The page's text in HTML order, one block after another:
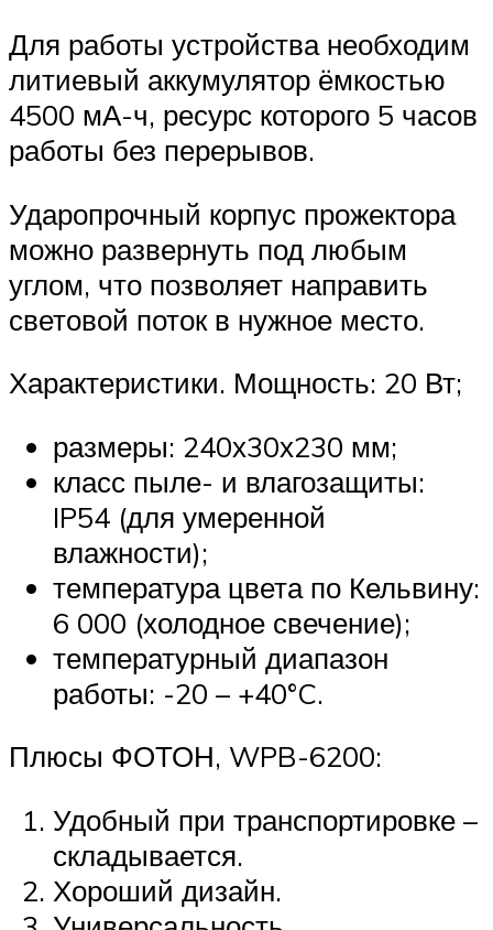
Для работы устройства необходим
литиевый аккумулятор ёмкостью
4500 мА-ч, ресурс которого 5 часов
работы без перерывов.
Ударопрочный корпус прожектора
можно развернуть под любым
углом, что позволяет направить
световой поток в нужное место.
Характеристики. Мощность: 20 Вт;
размеры: 240х30х230 мм;
класс пыле- и влагозащиты:
IP54 (для умеренной
влажности);
температура цвета по Кельвину:
6 000 (холодное свечение);
температурный диапазон
работы: -20 – +40°C.
Плюсы ФОТОН, WPB-6200:
Удобный при транспортировке –
складывается.
Хороший дизайн.